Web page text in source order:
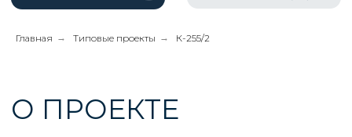
Главная → Типовые проекты → К-255/2